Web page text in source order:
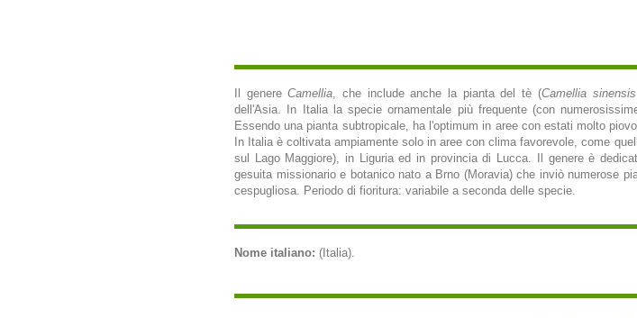
Il genereCamellia, che include anche la pianta del tè (Camellia sinensis
dell'Asia. In Italia la specie ornamentale più frequente (con
Essendo una pianta subtropicale, ha l'optimum in aree con estati molto
In Italia è coltivata ampiamente solo in aree con clima favorevole, come
sul Lago Maggiore), in Liguria ed in provincia di Lucca. Il genere è
gesuita missionario e botanico nato a Brno (Moravia) che inviò numerose
cespugliosa. Periodo di fioritura: variabile a seconda delle specie.
Nome italiano: (Italia).